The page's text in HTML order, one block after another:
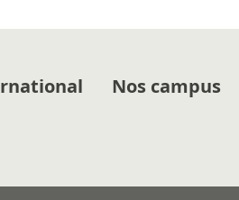
Nos campus